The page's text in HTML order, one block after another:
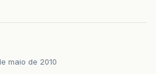
maio de 2010